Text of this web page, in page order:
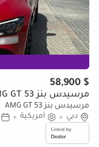
$ 58,900
مرسيدس بنز AMG GT 53
مرسيدس بنز AMG GT 53
دبي
أمريكية